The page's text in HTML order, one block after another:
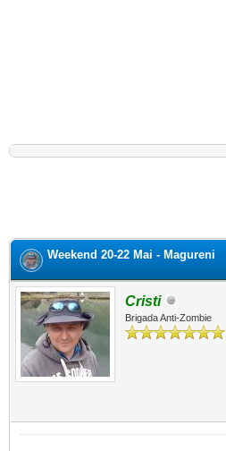
Weekend 20-22 Mai - Magureni
Cristi
Brigada Anti-Zombie